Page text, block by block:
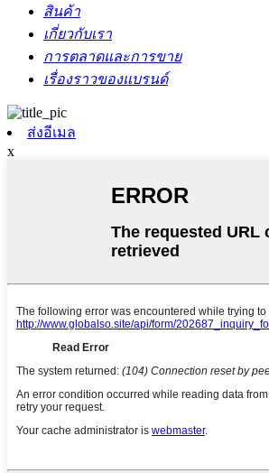
สินค้า
เกี่ยวกับเรา
การตลาดและการขาย
เรื่องราวของแบรนด์
ส่งอีเมล
x